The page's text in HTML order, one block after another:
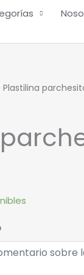
Plastilina